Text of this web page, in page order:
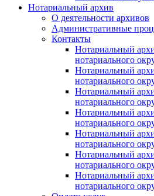
Нотариальный архив
О деятельности архивов
Административные
Контакты
Нотариальный
нотариального
Нотариальный
нотариального
Нотариальный
нотариального
Нотариальный
нотариального
Нотариальный
нотариального
Нотариальный
нотариального
Нотариальный
нотариального